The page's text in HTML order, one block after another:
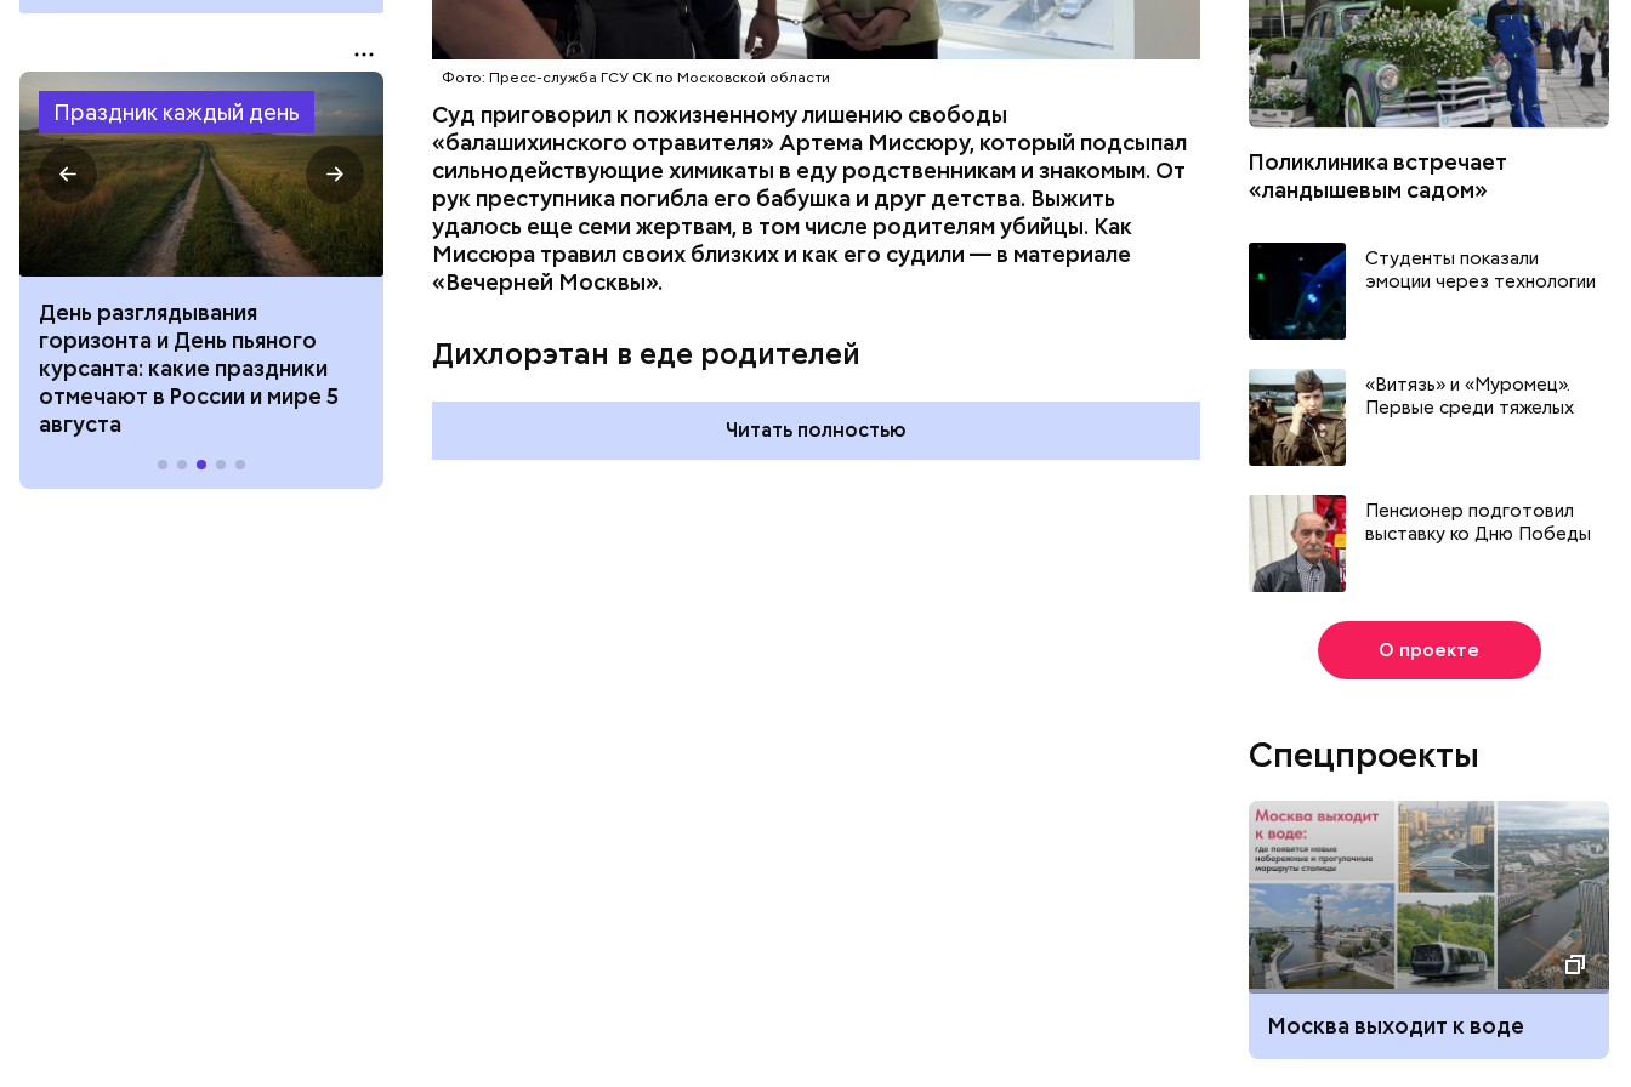
Праздник каждый день
День разглядывания
горизонта и День пьяного
курсанта: какие праздники
отмечают в России и мире 5
августа
День шампанского: какие
праздники отмечают в России
и мире 4 августа
с зеркалом: какие праздники
отмечают в России и мире 3
августа
День собирания звезд и
Международный день
холостяка: какие праздники
отмечают в России и мире 7
Фото: Пресс-служба ГСУ СК по Московской области
Суд приговорил к пожизненному лишению свободы
«балашихинского отравителя» Артема Миссюру, который подсыпал
сильнодействующие химикаты в еду родственникам и знакомым. От
рук преступника погибла его бабушка и друг детства. Выжить
удалось еще семи жертвам, в том числе родителям убийцы. Как
Миссюра травил своих близких и как его судили — в материале
«Вечерней Москвы».
Дихлорэтан в еде родителей
Читать полностью
Поликлиника встречает
«ландышевым садом»
Студенты показали
эмоции через технологии
«Витязь» и «Муромец».
Первые среди тяжелых
Пенсионер подготовил
выставку ко Дню Победы
О проекте
Спецпроекты
Москва выходит к воде